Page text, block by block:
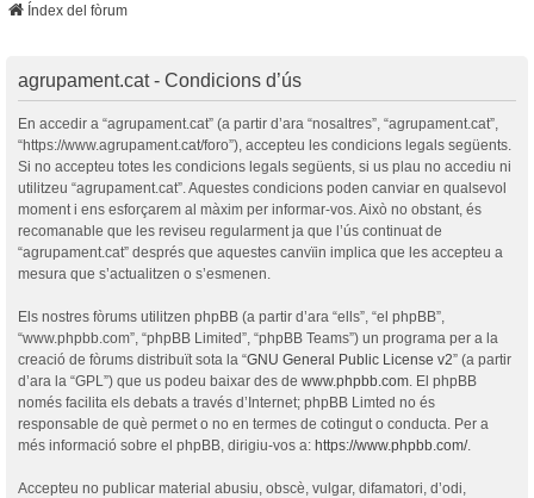
Índex del fòrum
agrupament.cat - Condicions d’ús
En accedir a “agrupament.cat” (a partir d’ara “nosaltres”, “agrupament.cat”,
“https://www.agrupament.cat/foro”), accepteu les condicions legals següents.
Si no accepteu totes les condicions legals següents, si us plau no accediu ni
utilitzeu “agrupament.cat”. Aquestes condicions poden canviar en qualsevol
moment i ens esforçarem al màxim per informar-vos. Això no obstant, és
recomanable que les reviseu regularment ja que l’ús continuat de
“agrupament.cat” després que aquestes canvïin implica que les accepteu a
mesura que s’actualitzen o s’esmenen.
Els nostres fòrums utilitzen phpBB (a partir d’ara “ells”, “el phpBB”,
“www.phpbb.com”, “phpBB Limited”, “phpBB Teams”) un programa per a la
creació de fòrums distribuït sota la “GNU General Public License v2” (a partir
d’ara la “GPL”) que us podeu baixar des de www.phpbb.com . El phpBB
només facilita els debats a través d’Internet; phpBB Limted no és
responsable de què permet o no en termes de cotingut o conducta. Per a
més informació sobre el phpBB, dirigiu-vos a: https://www.phpbb.com/.
Accepteu no publicar material abusiu, obscè, vulgar, difamatori, d’odi,